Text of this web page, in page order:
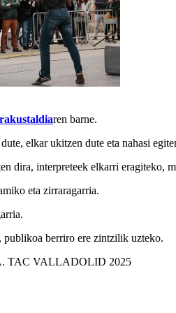
ren barne.
elkar ukitzen dute eta nahasi
dira, interpreteek elkarri eragiteko,
eta zirraragarria.
publikoa berriro ere zintzilik uzteko.
TAC VALLADOLID 2025